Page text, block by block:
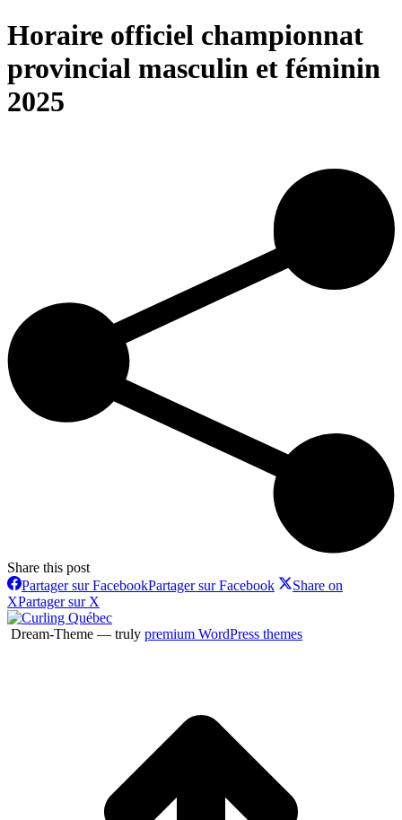
Horaire officiel championnat
provincial masculin et féminin
2025
Share this post
Partager sur FacebookPartager sur Facebook
Share on
XPartager sur X
Dream-Theme — truly premium WordPress themes